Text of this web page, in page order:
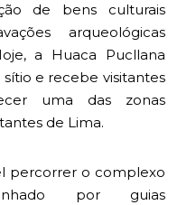
de bens culturais
arqueológicas
a Huaca Pucllana
e recebe visitantes
uma das zonas
de Lima.
percorrer o complexo
por guias